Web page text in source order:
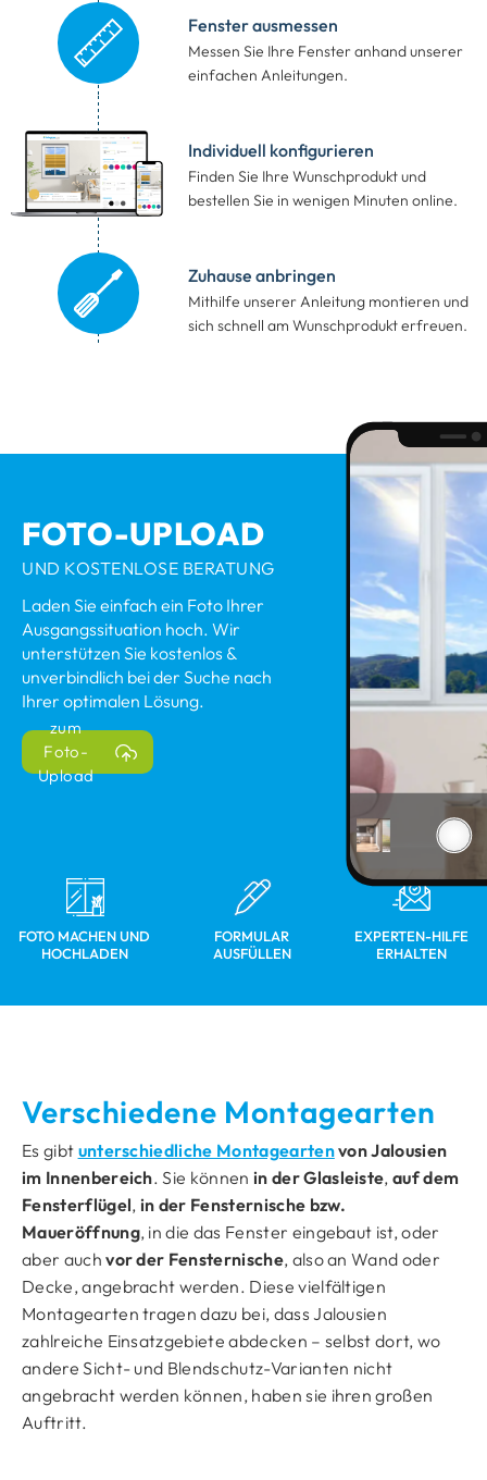
Fenster ausmessen
Messen Sie Ihre Fenster anhandunserer
einfachen Anleitungen.
Individuell konfigurieren
Finden Sie Ihre Wunschproduktund
bestellen Sie in wenigen Minuten online.
Zuhause anbringen
Mithilfe unserer Anleitung montieren und
sich schnell am Wunschprodukt erfreuen.
FOTO-UPLOAD
UND KOSTENLOSE BERATUNG
Laden Sie einfach ein Foto Ihrer
Ausgangssituation hoch. Wir
unterstützen Sie kostenlos &
unverbindlich bei der Suche nach
Ihrer optimalen Lösung.
zum
Foto-
Upload
FOTO MACHEN UND
HOCHLADEN
FORMULAR
AUSFÜLLEN
EXPERTEN-HILFE
ERHALTEN
Verschiedene Montagearten
Es gibt unterschiedliche Montageartenvon Jalousien
im Innenbereich. Sie können in der Glasleiste,auf dem
Fensterflügel, in der Fensternische bzw.
Maueröffnung, in die das Fenster eingebaut ist, oder
aber auchvor der Fensternische, also an Wand oder
Decke, angebracht werden. Diese vielfältigen
Montagearten tragen dazu bei, dass Jalousien
zahlreiche Einsatzgebiete abdecken – selbst dort, wo
andere Sicht- und Blendschutz-Varianten nicht
angebracht werden können, haben sie ihren großen
Auftritt.